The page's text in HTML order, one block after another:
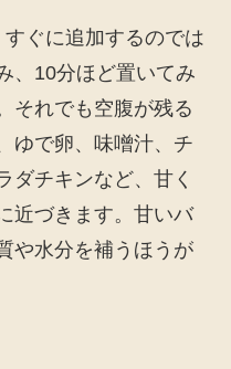
ぐに追加するのでは
、10分ほど置いてみ
それでも空腹が残る
ゆで卵、味噌汁、チ
ダチキンなど、甘く
近づきます。甘いバ
や水分を補うほうが